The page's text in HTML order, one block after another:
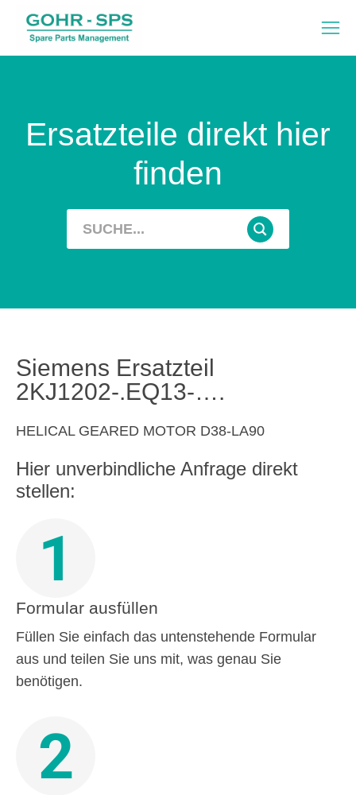
Ersatzteile direkt hier
finden
Siemens Ersatzteil
2KJ1202-.EQ13-….
HELICAL GEARED MOTOR D38-LA90
Hier unverbindliche Anfrage direkt
stellen:
1
Formular ausfüllen
Füllen Sie einfach das untenstehende Formular
aus und teilen Sie uns mit, was genau Sie
benötigen.
2